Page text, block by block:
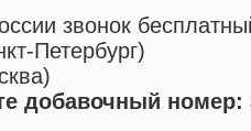
звонок
Петербург)
добавочный номер: